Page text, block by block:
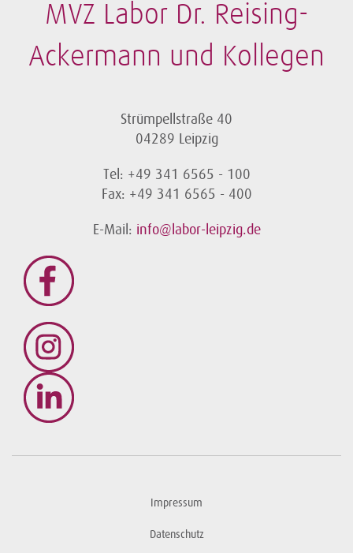
MVZ Labor Dr. Reising-
Ackermann und Kollegen
Strümpellstraße 40
04289 Leipzig
Tel: +49 341 6565 - 100
Fax: +49 341 6565 - 400
E-Mail: info@labor-leipzig.de
Impressum
Datenschutz